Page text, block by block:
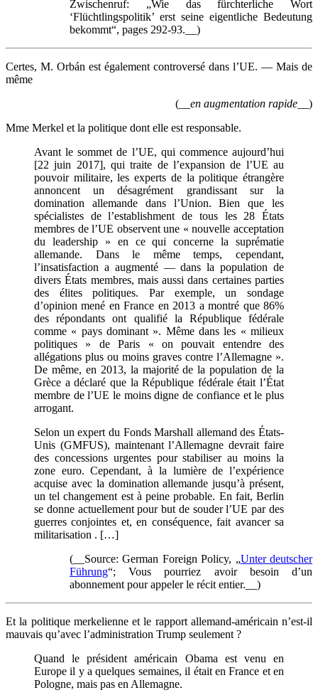
Zwischenruf: „Wie das fürchterliche Wort
‘Flüchtlingspolitik’ erst seine eigentliche Bedeutung
bekommt“, pages 292-93.__)
Certes, M. Orbán est également controversé dans l’UE. — Mais de
même
(__ en augmentation rapide __)
Mme Merkel et la politique dont elle est responsable.
Avant le sommet de l’UE, qui commence aujourd’hui
[22 juin 2017], qui traite de l’expansion de l’UE au
pouvoir militaire, les experts de la politique étrangère
annoncent un désagrément grandissant sur la
domination allemande dans l’Union. Bien que les
spécialistes de l’establishment de tous les 28 États
membres de l’UE observent une « nouvelle acceptation
du leadership » en ce qui concerne la suprématie
allemande. Dans le même temps, cependant,
l’insatisfaction a augmenté — dans la population de
divers États membres, mais aussi dans certaines parties
des élites politiques. Par exemple, un sondage
d’opinion mené en France en 2013 a montré que 86%
des répondants ont qualifié la République fédérale
comme « pays dominant ». Même dans les « milieux
politiques » de Paris « on pouvait entendre des
allégations plus ou moins graves contre l’Allemagne ».
De même, en 2013, la majorité de la population de la
Grèce a déclaré que la République fédérale était l’État
membre de l’UE le moins digne de confiance et le plus
arrogant.
Selon un expert du Fonds Marshall allemand des États-
Unis (GMFUS), maintenant l’Allemagne devrait faire
des concessions urgentes pour stabiliser au moins la
zone euro. Cependant, à la lumière de l’expérience
acquise avec la domination allemande jusqu’à présent,
un tel changement est à peine probable. En fait, Berlin
se donne actuellement pour but de souder l’UE par des
guerres conjointes et, en conséquence, fait avancer sa
militarisation . […]
(__Source: German Foreign Policy, „Unter deutscher
Führung“; Vous pourriez avoir besoin d’un
abonnement pour appeler le récit entier.__)
Et la politique merkelienne et le rapport allemand-américain n’est-il
mauvais qu’avec l’administration Trump seulement ?
Quand le président américain Obama est venu en
Europe il y a quelques semaines, il était en France et en
Pologne, mais pas en Allemagne.